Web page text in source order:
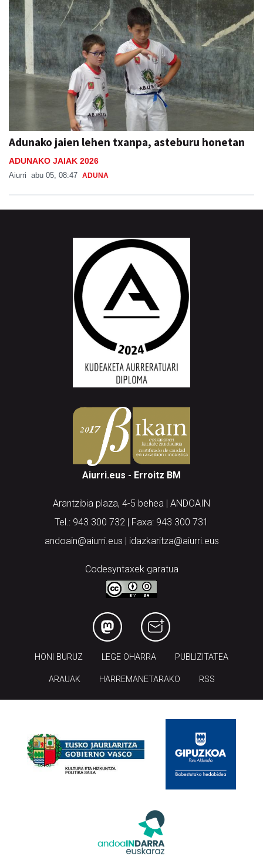
Adunako jaien lehen txanpa, asteburu honetan
ADUNAKO JAIAK 2026
Aiurri abu 05, 08:47 ADUNA
Aiurri.eus - Erroitz BM
Arantzibia plaza, 4-5 behea | ANDOAIN
Tel.: 943 300 732 | Faxa: 943 300 731
andoain@aiurri.eus | idazkaritza@aiurri.eus
Codesyntaxek garatua
HONI BURUZ LEGE OHARRA PUBLIZITATEA
ARAUAK HARREMANETARAKO RSS